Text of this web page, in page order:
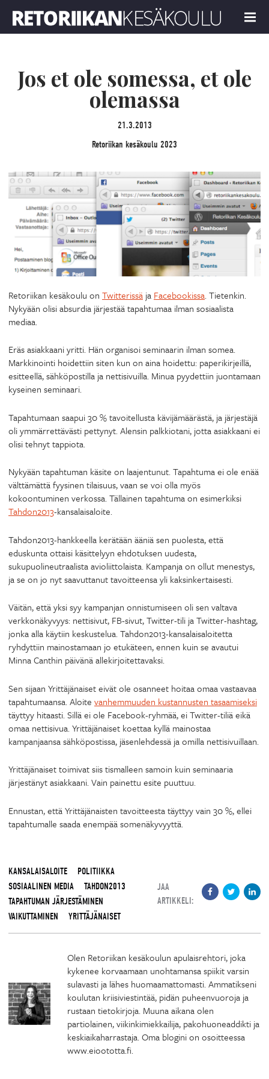
MENU
Jos et ole somessa, et ole
olemassa
21.3.2013
Retoriikan kesäkoulu 2023
Retoriikan kesäkoulu on Twitterissä ja Facebookissa. Tietenkin.
Nykyään olisi absurdia järjestää tapahtumaa ilman sosiaalista
mediaa.
Eräs asiakkaani yritti. Hän organisoi seminaarin ilman somea.
Markkinointi hoidettiin siten kun on aina hoidettu: paperikirjeillä,
esitteellä, sähköpostilla ja nettisivuilla. Minua pyydettiin juontamaan
kyseinen seminaari.
Tapahtumaan saapui 30 % tavoitellusta kävijämäärästä, ja järjestäjä
oli ymmärrettävästi pettynyt. Alensin palkkiotani, jotta asiakkaani ei
olisi tehnyt tappiota.
Nykyään tapahtuman käsite on laajentunut. Tapahtuma ei ole enää
välttämättä fyysinen tilaisuus, vaan se voi olla myös
kokoontuminen verkossa. Tällainen tapahtuma on esimerkiksi
Tahdon2013-kansalaisaloite.
Tahdon2013-hankkeella kerätään ääniä sen puolesta, että
eduskunta ottaisi käsittelyyn ehdotuksen uudesta,
sukupuolineutraalista avioliittolaista. Kampanja on ollut menestys,
ja se on jo nyt saavuttanut tavoitteensa yli kaksinkertaisesti.
Väitän, että yksi syy kampanjan onnistumiseen oli sen valtava
verkkonäkyvyys: nettisivut, FB-sivut, Twitter-tili ja Twitter-hashtag,
jonka alla käytiin keskustelua. Tahdon2013-kansalaisaloitetta
ryhdyttiin mainostamaan jo etukäteen, ennen kuin se avautui
Minna Canthin päivänä allekirjoitettavaksi.
Sen sijaan Yrittäjänaiset eivät ole osanneet hoitaa omaa vastaavaa
tapahtumaansa. Aloite vanhemmuuden kustannusten tasaamiseksi
täyttyy hitaasti. Sillä ei ole Facebook-ryhmää, ei Twitter-tiliä eikä
omaa nettisivua. Yrittäjänaiset koettaa kyllä mainostaa
kampanjaansa sähköpostissa, jäsenlehdessä ja omilla nettisivuillaan.
Yrittäjänaiset toimivat siis tismalleen samoin kuin seminaaria
järjestänyt asiakkaani. Vain painettu esite puuttuu.
Ennustan, että Yrittäjänaisten tavoitteesta täyttyy vain 30 %, ellei
tapahtumalle saada enempää somenäkyvyyttä.
KANSALAISALOITE
POLITIIKKA
SOSIAALINEN MEDIA
TAHDON2013
TAPAHTUMAN JÄRJESTÄMINEN
VAIKUTTAMINEN
YRITTÄJÄNAISET
JAA
ARTIKKELI:
Olen Retoriikan kesäkoulun apulaisrehtori, joka
kykenee korvaamaan unohtamansa spiikit varsin
sulavasti ja lähes huomaamattomasti. Ammatikseni
koulutan kriisiviestintää, pidän puheenvuoroja ja
rustaan tietokirjoja. Muuna aikana olen
partiolainen, viikinkimiekkailija, pakohuoneaddikti ja
keskiaikaharrastaja. Oma blogini on osoitteessa
www.eioototta.fi.